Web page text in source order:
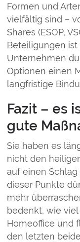
Formen und
vielfältig sind –
Shares (ESOP,
Beteiligungen
Unternehmen
Optionen einen
langfristige
Fazit – es
gute
Sie haben es
nicht den
auf einen
dieser Punkte
mehr
bedenkt, wie
Homeoffice und
den letzten